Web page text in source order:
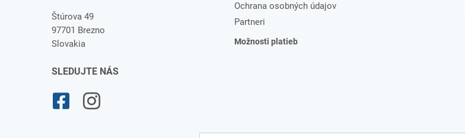
Štúrova 49
97701 Brezno
Slovakia
SLEDUJTE NÁS
Ochrana osobných údajov
Partneri
Možnosti platieb